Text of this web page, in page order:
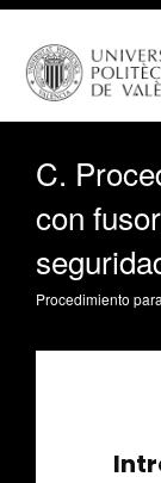
C.
con
Procedimiento